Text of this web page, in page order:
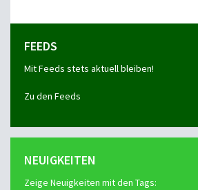
FEEDS
Mit Feeds stets aktuell bleiben!
Zu den Feeds
NEUIGKEITEN
Zeige Neuigkeiten mit den Tags: